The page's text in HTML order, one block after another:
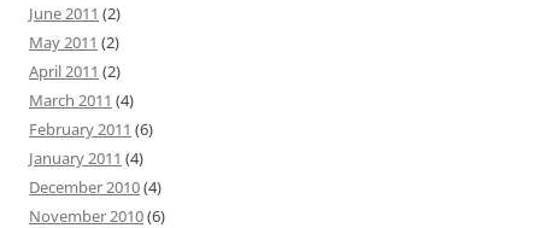
June 2011 (2)
May 2011 (2)
April 2011 (2)
March 2011 (4)
February 2011 (6)
January 2011 (4)
December 2010(4)
November 2010(6)